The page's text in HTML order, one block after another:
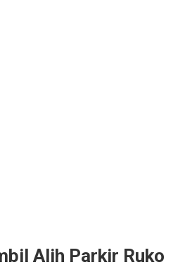
Alih Parkir Ruko